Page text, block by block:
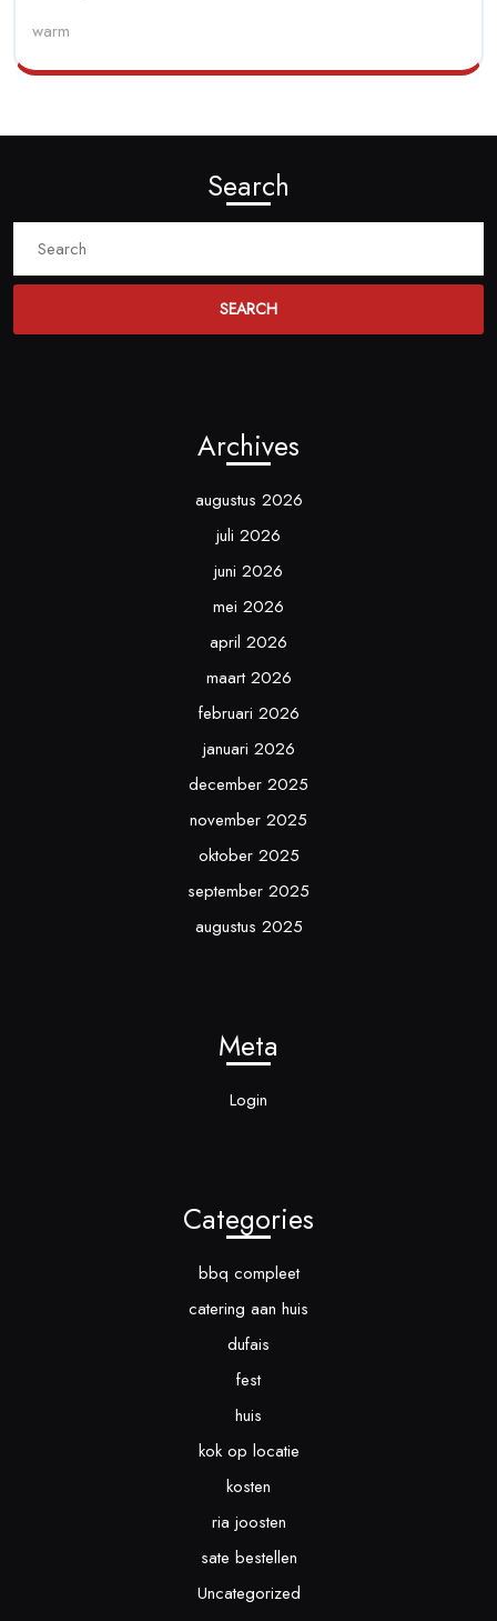
warm
Search
Archives
augustus 2026
juli 2026
juni 2026
mei 2026
april 2026
maart 2026
februari 2026
januari 2026
december 2025
november 2025
oktober 2025
september 2025
augustus 2025
Meta
Login
Categories
bbq compleet
catering aan huis
dufais
fest
huis
kok op locatie
kosten
ria joosten
sate bestellen
Uncategorized